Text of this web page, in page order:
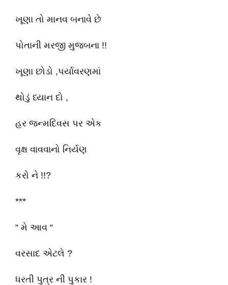
ખૂણા તો માનવ બનાવે છે
પોતાની મરજી મુજબના !!
ખૂણા છોડો ,પર્યાવરણમાં
થોડું ધ્યાન દો ,
હર જન્મદિવસ પર એક
વૃક્ષ વાવવાનો નિર્યણ
કરો ને !!?
***
“ મે આવ “
વરસાદ એટલે ?
ધરતી પુત્ર ની પુકાર !